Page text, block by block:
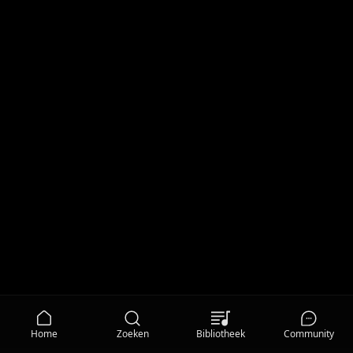
Home Zoeken Bibliotheek Community